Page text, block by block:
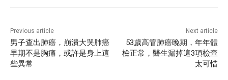
Previous article
男子查出肺癌，崩潰大哭肺癌
早期不是胸痛，或許是身上這
些異常
Next article
53歲高管肺癌晚期，年年體
檢正常，醫生漏掉這3項檢查
太可惜